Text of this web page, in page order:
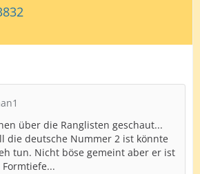
über die Ranglisten geschaut...
die deutsche Nummer 2 ist könnte
tun. Nicht böse gemeint aber er ist